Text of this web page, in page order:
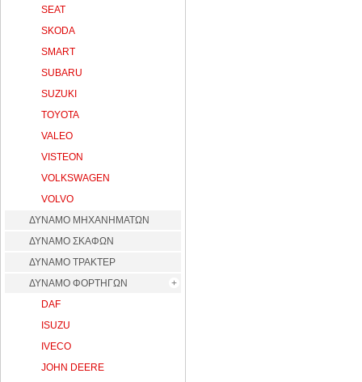
SEAT
SKODA
SMART
SUBARU
SUZUKI
TOYOTA
VALEO
VISTEON
VOLKSWAGEN
VOLVO
ΔΥΝΑΜΟ ΜΗΧΑΝΗΜΑΤΩΝ
ΔΥΝΑΜΟ ΣΚΑΦΩΝ
ΔΥΝΑΜΟ ΤΡΑΚΤΕΡ
ΔΥΝΑΜΟ ΦΟΡΤΗΓΩΝ
DAF
ISUZU
IVECO
JOHN DEERE